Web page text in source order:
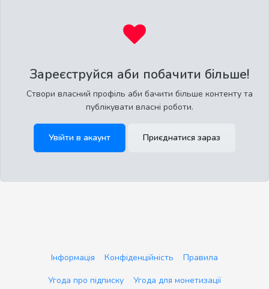
Зареєструйся аби побачити більше!
Створи власний профіль аби бачити більше контенту та
публікувати власні роботи.
Увійти в акаунт Приєднатися зараз
Інформація Конфіденційність
Правила
Угода про підписку
Угода для монетизації